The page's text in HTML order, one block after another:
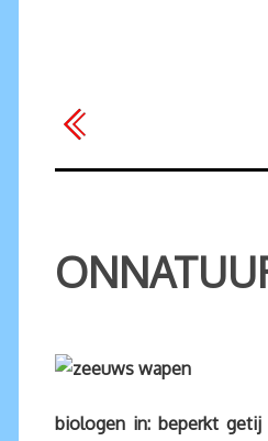
biologen in: beperkt